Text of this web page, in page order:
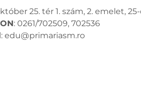
25. tér 1. szám, 2. emelet,
: 0261/702509, 702536
: edu@primariasm.ro